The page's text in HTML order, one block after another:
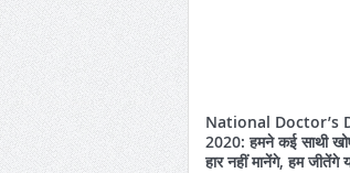
National Doctor’s
2020: हमने कई साथी
हार नहीं मानेंगे, हम जीतेंगे